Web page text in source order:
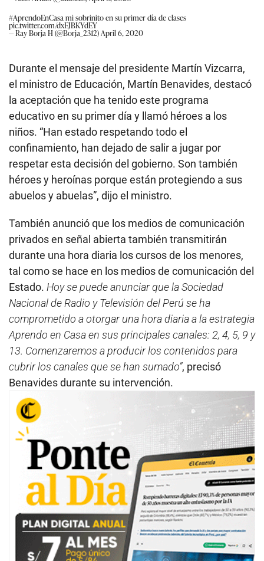
#AprendoEnCasa mi sobrinito en su primer día de clases
pic.twitter.com/dxEJBKYdEY
— Ray Borja H (@Borja_2312)April 6, 2020
Durante el mensaje del presidente Martín Vizcarra,
el ministro de Educación, Martín Benavides, destacó
la aceptación que ha tenido este programa
educativo en su primer día y llamó héroes a los
niños. “Han estado respetando todo el
confinamiento, han dejado de salir a jugar por
respetar esta decisión del gobierno. Son también
héroes y heroínas porque están protegiendo a sus
abuelos y abuelas”, dijo el ministro.
También anunció que los medios de comunicación
privados en señal abierta también transmitirán
durante una hora diaria los cursos de los menores,
tal como se hace en los medios de comunicación del
Estado. Hoy se puede anunciar que la Sociedad
Nacional de Radio y Televisión del Perú se ha
comprometido a otorgar una hora diaria a la estrategia
Aprendo en Casa en sus principales canales: 2, 4, 5, 9 y
13. Comenzaremos a producir los contenidos para
cubrir los canales que se han sumado”, precisó
Benavides durante su intervención.